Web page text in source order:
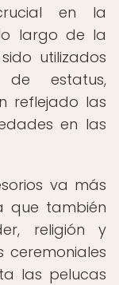
en la
largo de la
utilizados
de estatus,
reflejado las
en las
va más
que también
religión y
ceremoniales
las pelucas